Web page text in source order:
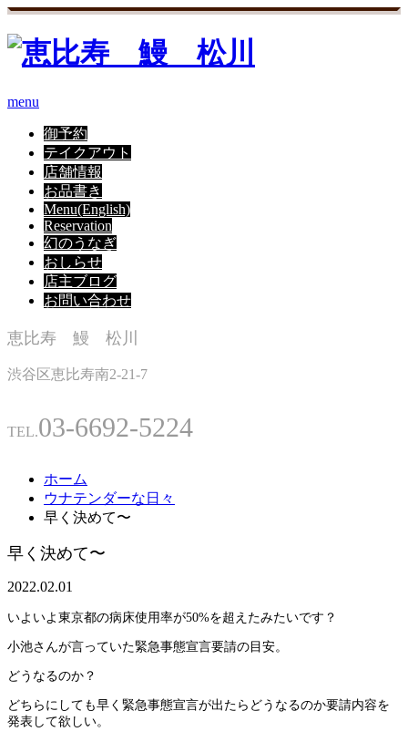
menu
御予約
テイクアウト
店舗情報
お品書き
Menu(English)
Reservation
幻のうなぎ
おしらせ
店主ブログ
お問い合わせ
恵比寿 鰻 松川
渋谷区恵比寿南2-21-7
TEL.03-6692-5224
ホーム
ウナテンダーな日々
早く決めて〜
早く決めて〜
2022.02.01
いよいよ東京都の病床使用率が50%を超えたみたいです？
小池さんが言っていた緊急事態宣言要請の目安。
どうなるのか？
どちらにしても早く緊急事態宣言が出たらどうなるのか要請内容を
発表して欲しい。